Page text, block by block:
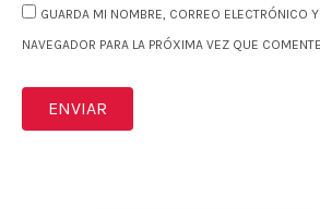
GUARDA MI NOMBRE, CORREO ELECTRÓNICO
NAVEGADOR PARA LA PRÓXIMA VEZ QUE COMENTE.